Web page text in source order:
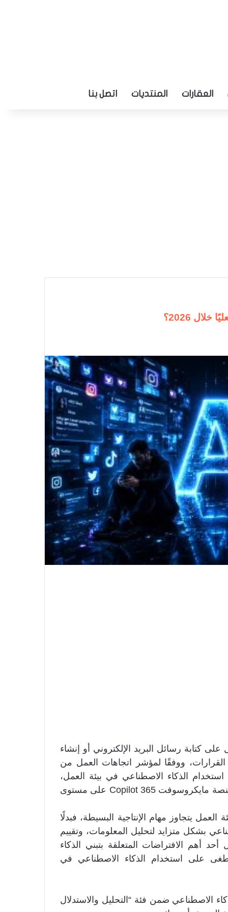
العقارات المنتديات اتصل بنا
2026؟
كتابة رسائل البريد الإلكتروني أو إنشاء
ووفقًا لمؤشر اتجاهات العمل من
تمثل عملية اتخاذ القرارات 28% من استخدام الذكاء الاصطناعي في بيئة العمل،
وذلك من خلال تحليل أكثر من 100,000 محادثة عبر منصة مايكروسوفت 365 Copilot على مستوى
يتجاوز مهام الإنتاجية البسيطة، فبدلًا
بشكل متزايد لتحليل المعلومات، وتقييم
أهم الافتراضات المتعلقة بتبني الذكاء
على استخدام الذكاء الاصطناعي في
الاصطناعي ضمن فئة “التحليل والاستدلال